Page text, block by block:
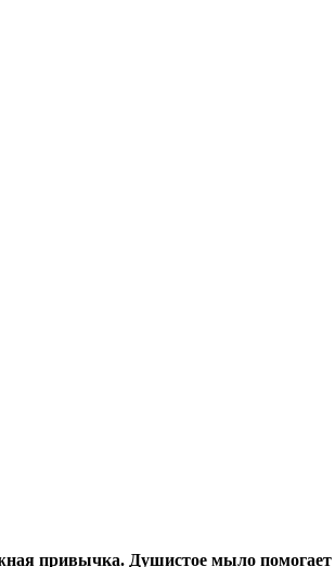
привычка. Душистое мыло помогает